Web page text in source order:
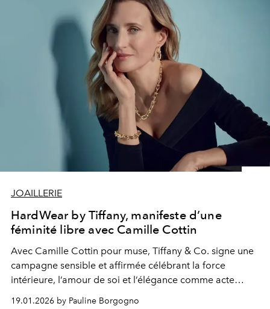
JOAILLERIE
HardWear by Tiffany, manifeste d’une
féminité libre avec Camille Cottin
Avec Camille Cottin pour muse, Tiffany & Co. signe une
campagne sensible et affirmée célébrant la force
intérieure, l’amour de soi et l’élégance comme acte
d’émancipation.
19.01.2026 by Pauline Borgogno